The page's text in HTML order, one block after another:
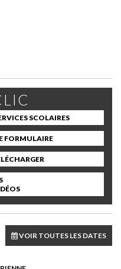
SCOLAIRES
FORMULAIRE
VOIR TOUTES LES DATES